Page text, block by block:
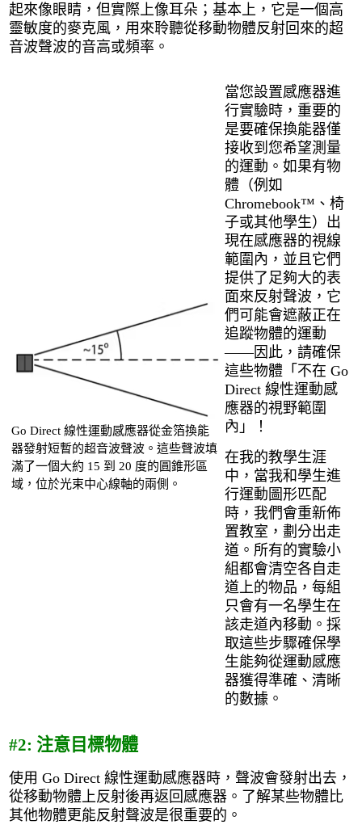
起來像眼睛，但實際上像耳朵；基本上，它是一個高
靈敏度的麥克風，用來聆聽從移動物體反射回來的超
音波聲波的音高或頻率。
Go Direct 線性運動感應器從金箔換能
器發射短暫的超音波聲波。這些聲波填
滿了一個大約 15 到 20 度的圓錐形區
域，位於光束中心線軸的兩側。
當您設置感應器進
行實驗時，重要的
是要確保換能器僅
接收到您希望測量
的運動。如果有物
體（例如
Chromebook™、椅
子或其他學生）出
現在感應器的視線
範圍內，並且它們
提供了足夠大的表
面來反射聲波，它
們可能會遮蔽正在
追蹤物體的運動
——因此，請確保
這些物體「不在 Go
Direct 線性運動感
應器的視野範圍
內」！
在我的教學生涯
中，當我和學生進
行運動圖形匹配
時，我們會重新佈
置教室，劃分出走
道。所有的實驗小
組都會清空各自走
道上的物品，每組
只會有一名學生在
該走道內移動。採
取這些步驟確保學
生能夠從運動感應
器獲得準確、清晰
的數據。
#2: 注意目標物體
使用 Go Direct 線性運動感應器時，聲波會發射出去，
從移動物體上反射後再返回感應器。了解某些物體比
其他物體更能反射聲波是很重要的。